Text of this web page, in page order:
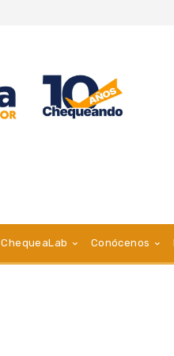
ChequeaLab Conócenos